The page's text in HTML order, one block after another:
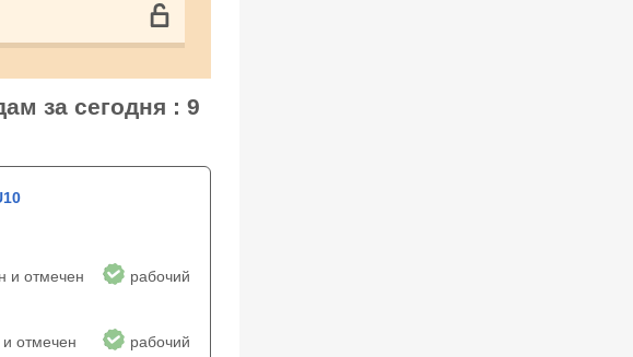
за сегодня : 9
и отмечен
рабочий
отмечен
рабочий